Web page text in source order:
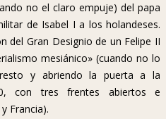
no el claro empuje) del papa
de Isabel I a los holandeses.
del Gran Designio de un Felipe II
mesiánico» (cuando no lo
y abriendo la puerta a la
con tres frentes abiertos e
Francia).